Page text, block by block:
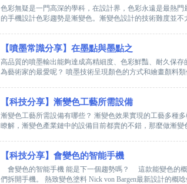
色彩無疑是一門高深的學科，在設計界，色彩永遠是最熱
的手機設計色彩趨勢是漸變色。漸變色設計的技術難度並
【噴墨常識分享】在墨點與墨點之
高品質的噴墨輸出能夠達成高精細度、色彩鮮豔、耐久保
為藝術家的最愛呢？ 噴墨技術呈現顏色的方式和繪畫顏料類
【科技分享】漸變色工藝所需設備
漸變色工藝所需設備有哪些？ 漸變色效果實現的工藝多種
瞭解，漸變色產業鏈中的設備目前都賣的不錯，那麼做漸變
【科技分享】會變色的智能手機
會變色的智能手機 能是下一個趨勢嗎？ 這款能變色的概
們拆開手機。 熱致變色塗料 Nick von Bargen最新設計的概